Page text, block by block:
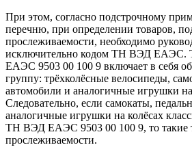
При этом, согласно подстрочному
перечню, при определении товаров,
прослеживаемости, необходимо
исключительно кодом ТН ВЭД ЕАЭС.
ЕАЭС 9503 00 100 9 включает в себя
группу: трёхколёсные велосипеды,
автомобили и аналогичные игрушки на
Следовательно, если самокаты,
аналогичные игрушки на колёсах
ТН ВЭД ЕАЭС 9503 00 100 9, то такие
прослеживаемости.